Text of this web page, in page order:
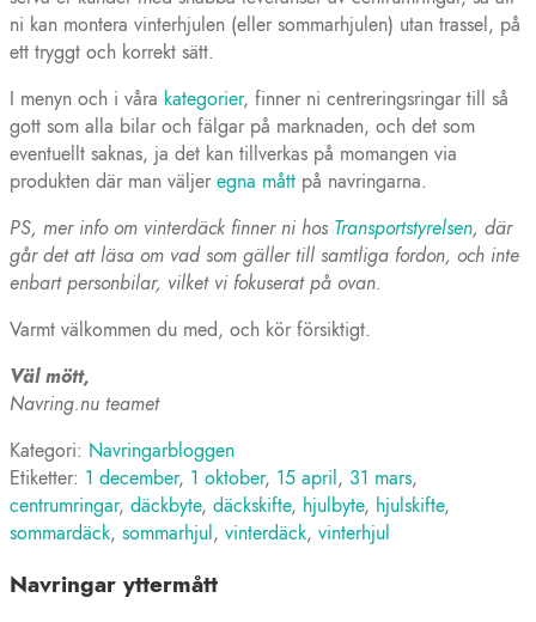
ni kan montera vinterhjulen (eller sommarhjulen) utan trassel, på
ett tryggt och korrekt sätt.
I menyn och i våra kategorier, finner ni centreringsringar till så
gott som alla bilar och fälgar på marknaden, och det som
eventuellt saknas, ja det kan tillverkas på momangen via
produkten där man väljeregna mått på navringarna.
PS, mer info om vinterdäck finner ni hos Transportstyrelsen, där
går det att läsa om vad som gäller till samtliga fordon, och inte
enbart personbilar, vilket vi fokuserat på ovan.
Varmt välkommen du med, och kör försiktigt.
Väl mött,
Navring.nu teamet
Kategori: Navringarbloggen
Etiketter: 1 december, 1 oktober, 15 april, 31 mars,
centrumringar, däckbyte, däckskifte, hjulbyte, hjulskifte,
sommardäck, sommarhjul, vinterdäck, vinterhjul
Navringar yttermått